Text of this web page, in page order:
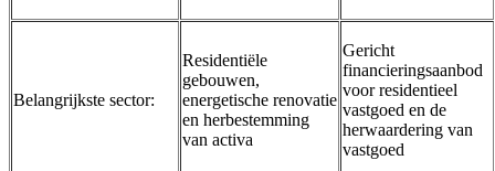
Belangrijkste sector:
Residentiële
gebouwen,
energetische renovatie
en herbestemming
van activa
Gericht
financieringsaanbod
voor residentieel
vastgoed en de
herwaardering van
vastgoed